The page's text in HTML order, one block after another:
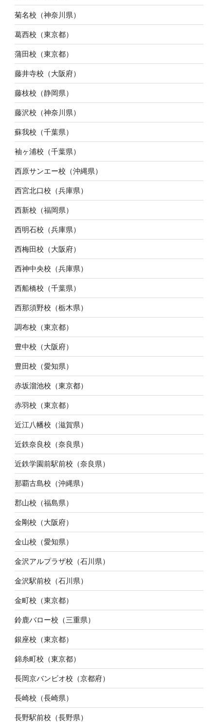
菊名校（神奈川県）
葛西校（東京都）
蒲田校（東京都）
藤井寺校（大阪府）
藤枝校（静岡県）
藤沢校（神奈川県）
蘇我校（千葉県）
袖ヶ浦校（千葉県）
西原サンエー校（沖縄県）
西宮北口校（兵庫県）
西新校（福岡県）
西明石校（兵庫県）
西梅田校（大阪府）
西神中央校（兵庫県）
西船橋校（千葉県）
西那須野校（栃木県）
調布校（東京都）
豊中校（大阪府）
豊田校（愛知県）
赤坂溜池校（東京都）
赤羽校（東京都）
近江八幡校（滋賀県）
近鉄奈良校（奈良県）
近鉄学園前駅前校（奈良県）
那覇古島校（沖縄県）
郡山校（福島県）
金剛校（大阪府）
金山校（愛知県）
金沢アルプラザ校（石川県）
金沢駅前校（石川県）
金町校（東京都）
鈴鹿バロー校（三重県）
銀座校（東京都）
錦糸町校（東京都）
長岡京バンビオ校（京都府）
長崎校（長崎県）
長野駅前校（長野県）